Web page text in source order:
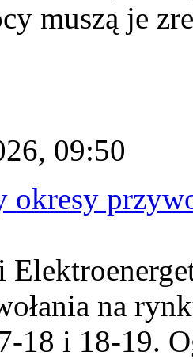
muszą je
09:50
okresy
na
18 i 18-19.